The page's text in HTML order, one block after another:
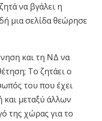
να βγάλει η
μια σελίδα θεώρησε
και τη ΝΔ να
Το ζητάει ο
του που έχει
μεταξύ άλλων
της χώρας για το